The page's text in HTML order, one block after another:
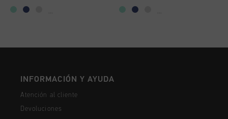
... ...
INFORMACIÓN Y AYUDA
Atención al cliente
Devoluciones